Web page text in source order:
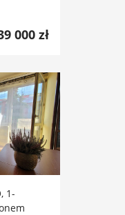
000 zł
1-